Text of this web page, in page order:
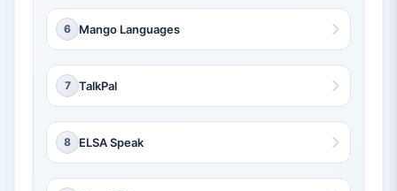
6 Mango Languages
7 TalkPal
8 ELSA Speak